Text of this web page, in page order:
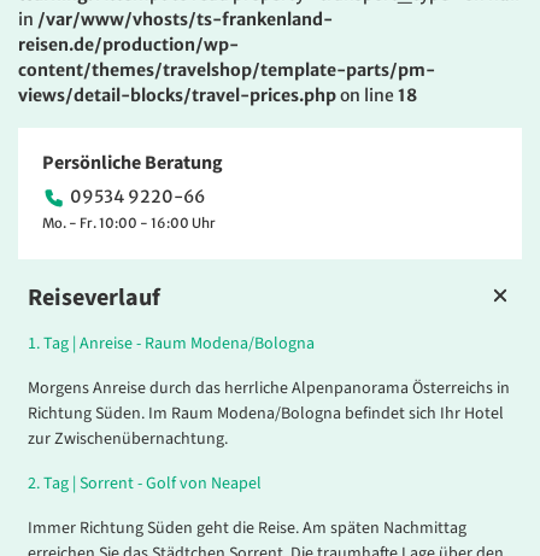
Reiseverlauf
1.Tag | Anreise - Raum Modena/Bologna
Morgens Anreise durch das herrliche Alpenpanorama Österreichs in
Richtung Süden. Im Raum Modena/Bologna befindet sich Ihr Hotel
zur Zwischenübernachtung.
2.Tag | Sorrent - Golf von Neapel
Immer Richtung Süden geht die Reise. Am späten Nachmittag
in /var/www/vhosts/ts-frankenland-
reisen.de/production/wp-
content/themes/travelshop/template-parts/pm-
views/detail-blocks/travel-prices.phpon line 18
Persönliche Beratung
09534 9220-66
Mo. - Fr. 10:00 - 16:00 Uhr